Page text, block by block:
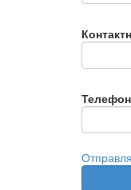
Телефон